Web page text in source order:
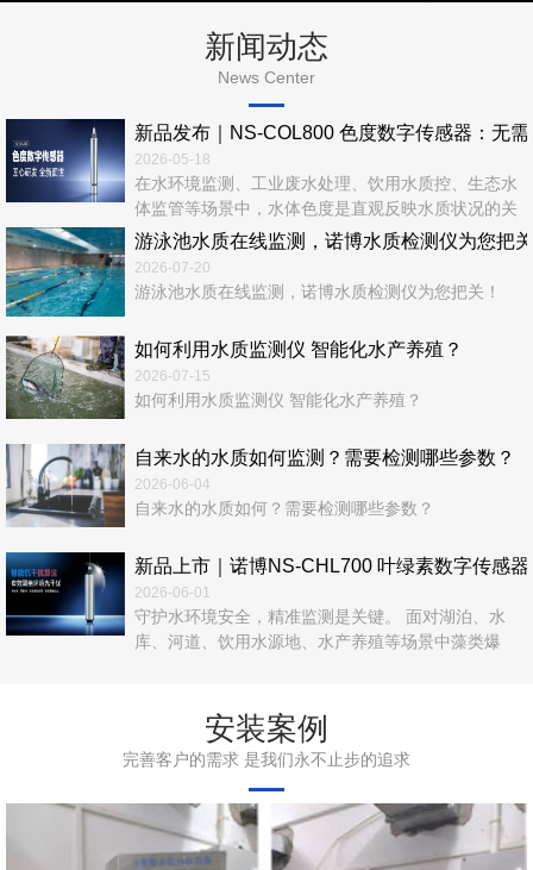
新闻动态
News Center
新品发布｜NS‑COL800 色度数字传感器：无
2026-05-18
在水环境监测、工业废水处理、饮用水质控、生态水
体监管等场景中，水体色度是直观反映水质状况的关
键指标。传统色度检测依赖实验室化学法，流程繁
琐、耗时长、易产生二次污染，难以满足实时、在
线、连续、无人值守的现代监测需求。 诺博仪器全
监测...
游泳池水质在线监测，诺博水质检测仪为您把
2026-07-20
游泳池水质在线监测，诺博水质检测仪为您把关！
如何利用水质监测仪 智能化水产养殖？
2026-07-15
如何利用水质监测仪 智能化水产养殖？
自来水的水质如何监测？需要检测哪些参数？
2026-06-04
自来水的水质如何？需要检测哪些参数？
新品上市｜诺博NS‑CHL700 叶绿素数字传感
2026-06-01
守护水环境安全，精准监测是关键。 面对湖泊、水
库、河道、饮用水源地、水产养殖等场景中藻类爆
时在线管控需求。 诺博仪器自主研发，NS‑CHL700
叶绿素数字传感器正式上市！以光学荧光法为核心，
无试剂、无污染、高精度、易集成，为水体叶绿素a在
线监测提供一站式解决方案。 ...
安装案例
完善客户的需求 是我们永不止步的追求